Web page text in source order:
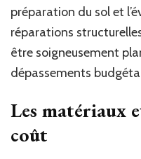
préparation du sol et
réparations
être soigneusement
dépassements
Les matériaux
coût